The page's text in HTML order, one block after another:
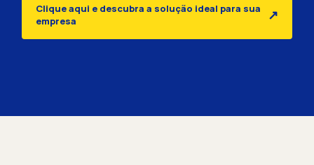
Clique aqui e descubra a solução ideal para sua
empresa
↗